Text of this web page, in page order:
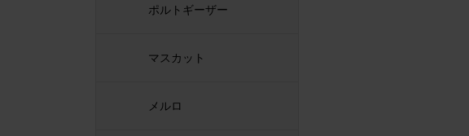
ポルトギーザー
マスカット
メルロ